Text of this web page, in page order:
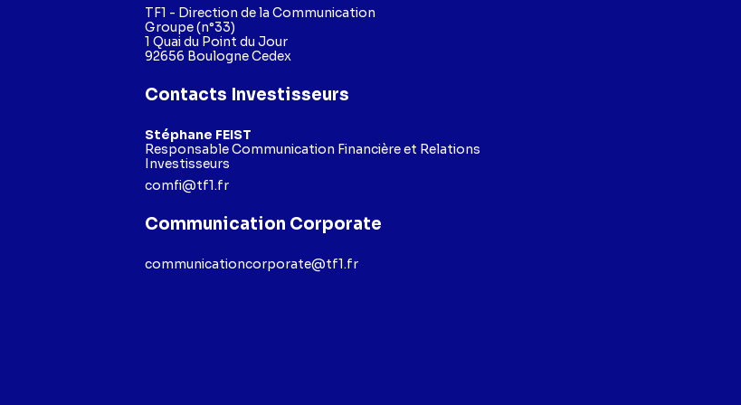
Contacts Investisseurs
Stéphane FEIST
Responsable Communication Financière et Relations
Investisseurs
comfi@tf1.fr
TF1 - Direction de la Communication
Groupe (n°33)
1 Quai du Point du Jour
92656 Boulogne Cedex
Communication Corporate
communicationcorporate@tf1.fr